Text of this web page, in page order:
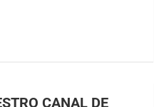
CANAL DE